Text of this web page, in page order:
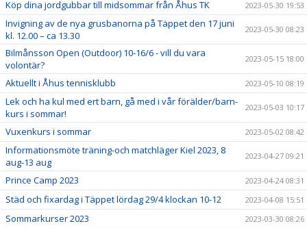
Köp dina jordgubbar till midsommar från Åhus TK 2023-05-30 19:53
Invigning av de nya grusbanorna på Täppet den 17 juni
kl. 12.00 – ca 13.30
2023-05-30 08:23
Bilmånsson Open (Outdoor) 10-16/6 - vill du vara
volontär?
2023-05-15 18:00
Aktuellt i Åhus tennisklubb 2023-05-10 08:19
Lek och ha kul med ert barn, gå med i vår förälder/barn-
kurs i sommar!
2023-05-03 10:17
Vuxenkurs i sommar 2023-05-02 08:42
Informationsmöte träning-och matchläger Kiel 2023, 8
aug-13 aug
2023-04-27 09:21
Prince Camp 2023 2023-04-24 08:31
Städ och fixardag i Täppet lördag 29/4 klockan 10-12 2023-04-08 15:51
Sommarkurser 2023 2023-03-30 08:26